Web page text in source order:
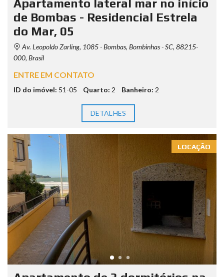
Apartamento lateral mar no início
de Bombas - Residencial Estrela
do Mar, 05
Av. Leopoldo Zarling, 1085 - Bombas, Bombinhas - SC, 88215-
000, Brasil
ENTRE EM CONTATO
ID do imóvel: 51-05 Quarto: 2 Banheiro: 2
DETALHES
LOCAÇÃO